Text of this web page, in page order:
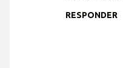
RESPONDER